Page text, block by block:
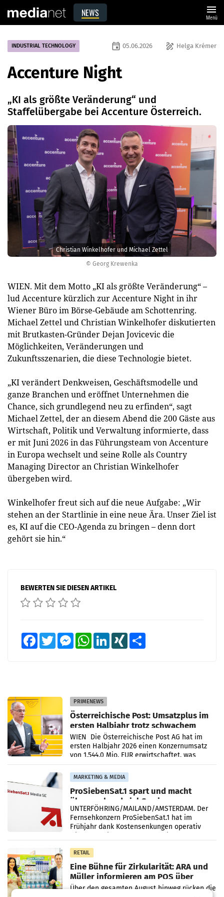
NEWS menu
Menü
© Georg Krewenka
Christian Winkelhofer und Michael Zettel
INDUSTRIAL TECHNOLOGY draw Helga Krémer
event 05.06.2026
Accenture Night
„KI als größte Veränderung“ und
Staffelübergabe bei Accenture Österreich.
WIEN. Mit dem Motto „KI als größte Veränderung“ –
lud Accenture kürzlich zur Accenture Night in ihr
Wiener Büro im Börse-Gebäude am Schottenring.
Michael Zettel und Christian Winkelhofer diskutierten
mit Brutkasten-Gründer Dejan Jovicevic die
Möglichkeiten, Veränderungen und
Zukunftsszenarien, die diese Technologie bietet.
„KI verändert Denkweisen, Geschäftsmodelle und
ganze Branchen und eröffnet Unternehmen die
Chance, sich grundlegend neu zu erfinden“, sagt
Michael Zettel, der an diesem Abend die 200 Gäste aus
Wirtschaft, Politik und Verwaltung informierte, dass
er mit Juni 2026 in das Führungsteam von Accenture
in Europa wechselt und seine Rolle als Country
Managing Director an Christian Winkelhofer
übergeben wird.
Winkelhofer freut sich auf die neue Aufgabe: „Wir
stehen an der Startlinie in eine neue Ära. Unser Ziel ist
es, KI auf die CEO-Agenda zu bringen – denn dort
gehört sie hin.“
BEWERTEN SIE DIESEN ARTIKEL
FacebookTwitter MessengerWhatsAppLinkedInXING
PRIMENEWS
Österreichische Post: Umsatzplus im
ersten Halbjahr trotz schwachem
Briefgeschäft
WIEN Die Österreichische Post AG hat im
ersten Halbjahr 2026 einen Konzernumsatz
von 1.544,0 Mio. EUR erwirtschaftet, was
einem Plus von 3,8 Prozent gegenüber dem
Vergleichszeitraum
MARKETING & MEDIA
ProSiebenSat.1 spart und macht
überraschend viel Gewinn
UNTERFÖHRING/MAILAND/AMSTERDAM. Der
Fernsehkonzern ProSiebenSat.1 hat im
Frühjahr dank Kostensenkungen operativ
RETAIL
Eine Bühne für Zirkularität: ARA und
Müller informieren am POS über
Kreislauffähigkeit
Über den gesamten August hinweg rücken die